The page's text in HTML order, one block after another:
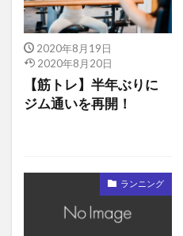
2020年8月19日
2020年8月20日
【筋トレ】半年ぶりに
ジム通いを再開！
ランニング